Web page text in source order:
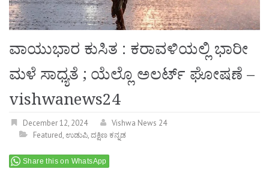
ವಾಯುಭಾರ ಕುಸಿತ : ಕರಾವಳಿಯಲ್ಲಿ ಭಾರೀ
ಮಳೆ ಸಾಧ್ಯತೆ ; ಯೆಲ್ಲೊ ಅಲರ್ಟ್ ಘೋಷಣೆ –
vishwanews24
December 12, 2024
Vishwa News 24
Featured,ಉಡುಪಿ,ದಕ್ಷಿಣ ಕನ್ನಡ
Share this on WhatsApp